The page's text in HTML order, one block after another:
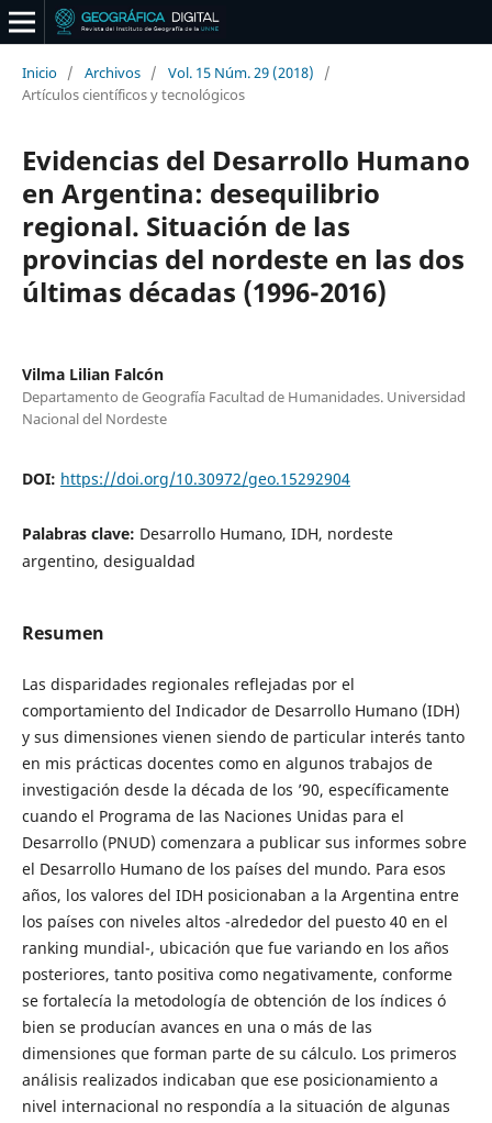
Inicio / Archivos / Vol. 15 Núm. 29 (2018)
/
Artículos científicos y tecnológicos
Evidencias del Desarrollo Humano
en Argentina: desequilibrio
regional. Situación de las
provincias del nordeste en las dos
últimas décadas (1996-2016)
Vilma Lilian Falcón
Departamento de Geografía Facultad de Humanidades. Universidad
Nacional del Nordeste
DOI: https://doi.org/10.30972/geo.15292904
Palabras clave: Desarrollo Humano, IDH, nordeste
argentino, desigualdad
Resumen
Las disparidades regionales reflejadas por el
comportamiento del Indicador de Desarrollo Humano (IDH)
y sus dimensiones vienen siendo de particular interés tanto
en mis prácticas docentes como en algunos trabajos de
investigación desde la década de los ’90, específicamente
cuando el Programa de las Naciones Unidas para el
Desarrollo (PNUD) comenzara a publicar sus informes sobre
el Desarrollo Humano de los países del mundo. Para esos
años, los valores del IDH posicionaban a la Argentina entre
los países con niveles altos -alrededor del puesto 40 en el
ranking mundial-, ubicación que fue variando en los años
posteriores, tanto positiva como negativamente, conforme
se fortalecía la metodología de obtención de los índices ó
bien se producían avances en una o más de las
dimensiones que forman parte de su cálculo. Los primeros
análisis realizados indicaban que ese posicionamiento a
nivel internacional no respondía a la situación de algunas